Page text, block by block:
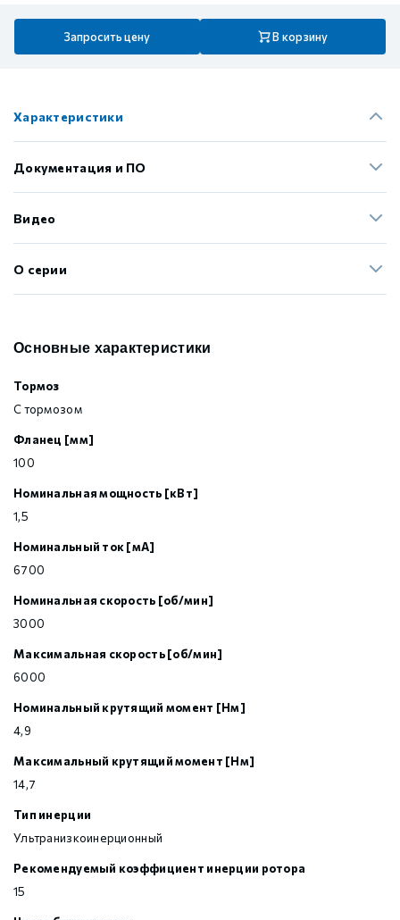
Запросить цену В корзину
Характеристики
Документация и ПО
Видео
О серии
Основные характеристики
Тормоз
С тормозом
Фланец [мм]
100
Номинальная мощность [кВт]
1,5
Номинальный ток [мА]
6700
Номинальная скорость [об/мин]
3000
Максимальная скорость [об/мин]
6000
Номинальный крутящий момент [Нм]
4,9
Максимальный крутящий момент [Нм]
14,7
Тип инерции
Ультранизкоинерционный
Рекомендуемый коэффициент инерции ротора
15